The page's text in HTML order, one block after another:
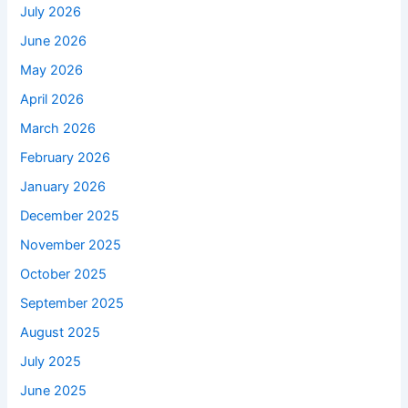
July 2026
June 2026
May 2026
April 2026
March 2026
February 2026
January 2026
December 2025
November 2025
October 2025
September 2025
August 2025
July 2025
June 2025